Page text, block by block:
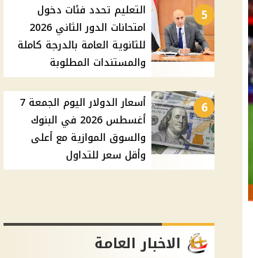
5
التعليم تحدد فئات دخول
امتحانات الدور الثاني 2026
للثانوية العامة بالدرجة كاملة
والمستندات المطلوبة
6
أسعار الدولار اليوم الجمعة 7
أغسطس 2026 في البنوك
والسوق الموازية مع أعلى
وأقل سعر للتداول
الاخبار العامة